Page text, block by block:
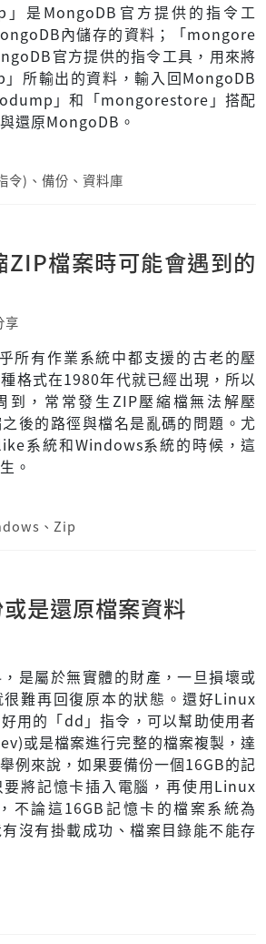
」是MongoDB官方提供的指令工
內儲存的資料；「mongore
官方提供的指令工具，用來將
」所輸出的資料，輸入回MongoDB
」和「mongorestore」搭配
還原MongoDB。
令) 、 備份 、 資料庫
檔案時可能會遇到的
享
所有作業系統中都支援的古老的壓
格式在1980年代就已經出現，所以
到，常常發生ZIP壓縮檔無法解壓
後的路徑與檔名是亂碼的問題。尤
系統和Windows系統的時候，這
。
、 Zip
是還原檔案資料
是屬於無實體的財產，一旦損壞或
難再回復原本的狀態。還好Linux
用的「dd」指令，可以幫助使用者
或是檔案進行完整的檔案複製，達
例來說，如果要備份一個16GB的記
將記憶卡插入電腦，再使用Linux
不論這16GB記憶卡的檔案系統為
沒有掛載成功、檔案目錄能不能存